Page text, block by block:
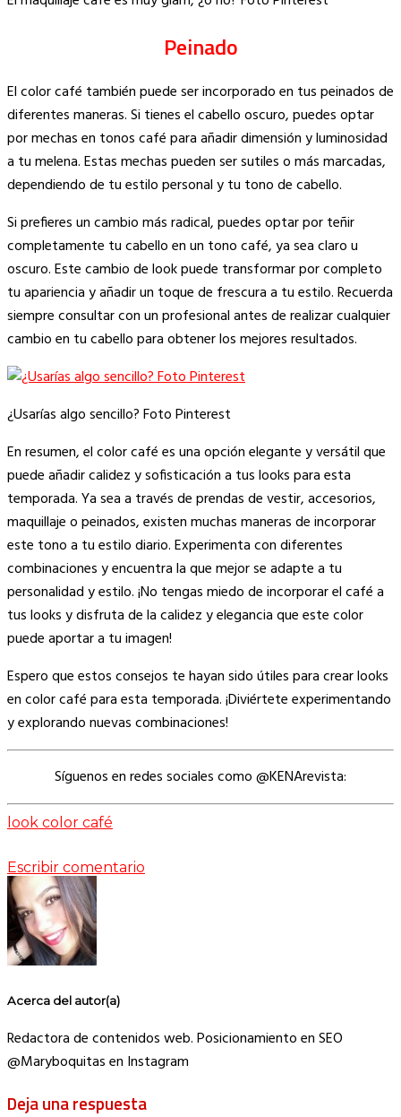
Peinado
El color café también puede ser incorporado en tus peinados de
diferentes maneras. Si tienes el cabello oscuro, puedes optar
por mechas en tonos café para añadir dimensión y luminosidad
a tu melena. Estas mechas pueden ser sutiles o más marcadas,
dependiendo de tu estilo personal y tu tono de cabello.
Si prefieres un cambio más radical, puedes optar por teñir
completamente tu cabello en un tono café, ya sea claro u
oscuro. Este cambio de look puede transformar por completo
tu apariencia y añadir un toque de frescura a tu estilo. Recuerda
siempre consultar con un profesional antes de realizar cualquier
cambio en tu cabello para obtener los mejores resultados.
¿Usarías algo sencillo? Foto Pinterest
En resumen, el color café es una opción elegante y versátil que
puede añadir calidez y sofisticación a tus looks para esta
temporada. Ya sea a través de prendas de vestir, accesorios,
maquillaje o peinados, existen muchas maneras de incorporar
este tono a tu estilo diario. Experimenta con diferentes
combinaciones y encuentra la que mejor se adapte a tu
personalidad y estilo. ¡No tengas miedo de incorporar el café a
tus looks y disfruta de la calidez y elegancia que este color
puede aportar a tu imagen!
Espero que estos consejos te hayan sido útiles para crear looks
en color café para esta temporada. ¡Diviértete experimentando
y explorando nuevas combinaciones!
Síguenos en redes sociales como @KENArevista:
look color café
Escribir comentario
Acerca del autor(a)
Redactora de contenidos web. Posicionamiento en SEO
@Maryboquitas en Instagram
Deja una respuesta